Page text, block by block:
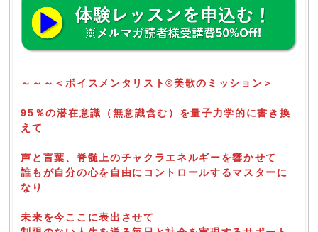
～～～＜ボイスメンタリスト®美歌のミッション＞
95％の潜在意識（無意識含む）を量子力学的に書き換
えて
声と言葉、脊髄上のチャクラエネルギーを響かせて
誰もが自分の心を自由にコントロールするマスターに
なり
未来を今ここに表出させて